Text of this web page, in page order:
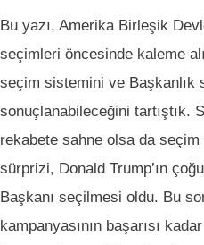
Bu yazı, Amerika Birleşik
seçimleri öncesinde kaleme
seçim sistemini ve Başkanlık
sonuçlanabileceğini tartıştık.
rekabete sahne olsa da seçim
sürprizi, Donald Trump’ın
Başkanı seçilmesi oldu. Bu
kampanyasının başarısı